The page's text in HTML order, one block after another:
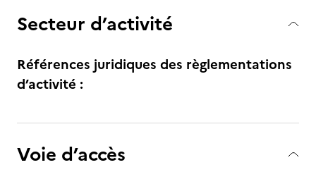
Secteur d’activité
Références juridiques des règlementations
d’activité :
Voie d’accès